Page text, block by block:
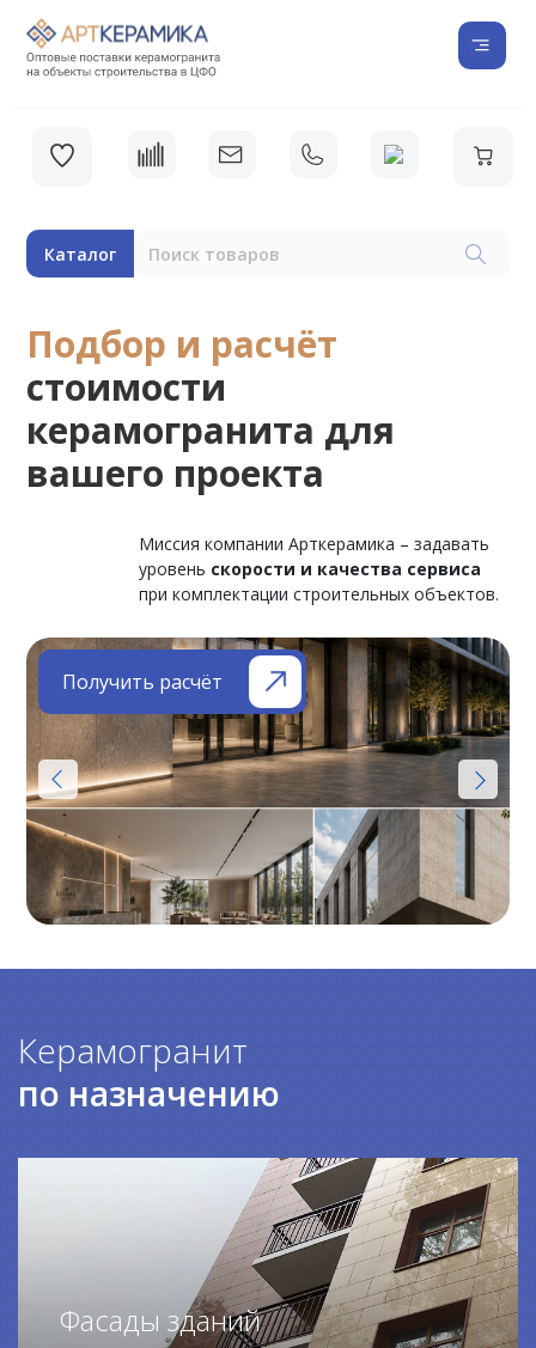
Каталог
Подбор и расчёт
стоимости
керамогранита для
вашего проекта
Миссия компании Арткерамика – задавать
уровень скорости и качества сервиса
при комплектации строительных объектов.
Получить расчёт
Керамогранит
по назначению
Фасады зданий